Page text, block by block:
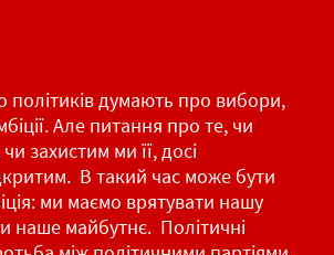
політиків думають про вибори,
Але питання про те, чи
захистим ми її, досі
В такий час може бути
ми маємо врятувати нашу
наше майбутнє. Політичні